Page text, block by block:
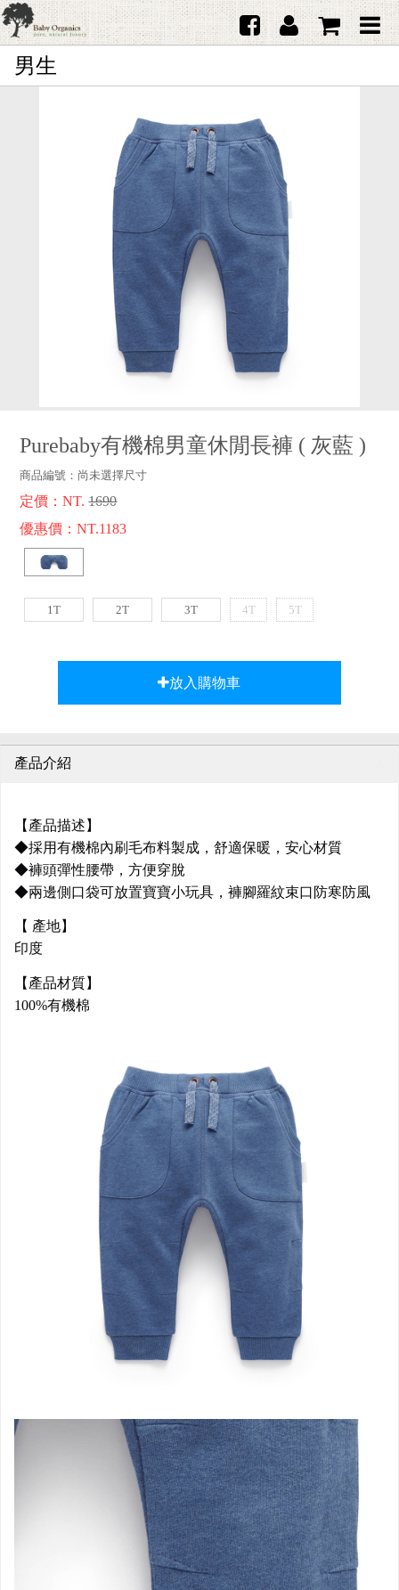
首頁
日本品牌育兒配件
韓國Merebe寶寶配件
客服專區
男生
Purebaby有機棉男童休閒長褲 ( 灰藍 )
商品編號： 尚未選擇尺寸
定價：NT.1690
優惠價：NT.1183
1T 2T 3T 4T 5T
放入購物車
產品介紹
【產品描述】
◆採用有機棉內刷毛布料製成，舒適保暖，安心材質
◆褲頭彈性腰帶，方便穿脫
◆兩邊側口袋可放置寶寶小玩具，褲腳羅紋束口防寒防風
【 產地】
印度
【產品材質】
100%有機棉